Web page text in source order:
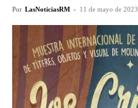
Por LasNoticiasRM - 11 de mayo de 2023